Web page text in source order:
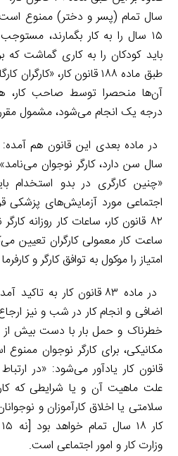
سال تمام (پسر و دختر)‌ ممنوع است.
۱۵ سال را به کار بگمارند،
باید کودکان را به کاری گماشت که
طبق ماده ۱۸۸ قانون کار،‌
آن‌ها منحصرا توسط صاحب کار،‌
درجه یک انجام می‌شود، مشمول
سال سن دارد، کارگر نوجوان
«چنین کارگری در بدو استخدام
اجتماعی مورد آزمایش‌های پزشکی
۸۲ قانون کار، ساعات کار روزانه
ساعت کار معمولی کارگران تعیین
امتیاز را موکول به توافق کارگر و
در ماده ۸۳ قانون کار به
اضافی و انجام کار در شب و نیز
خطرناک و حمل بار با دست بیش از
قانون کار یادآور می‌شود: «در
علت ماهیت آن و یا شرایطی که
سلامتی یا اخلاق کارآموزان و
وزارت کار و امور اجتماعی است.